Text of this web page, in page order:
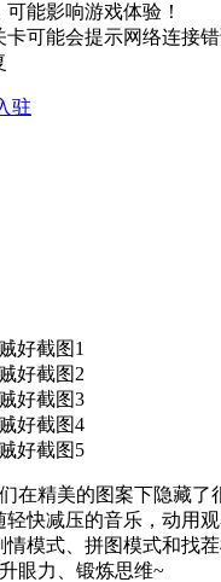
能影响游戏体验！
卡可能会提示网络连接
驻
在精美的图案下隐藏了
轻快减压的音乐，动用
情模式、拼图模式和找
眼力、锻炼思维~